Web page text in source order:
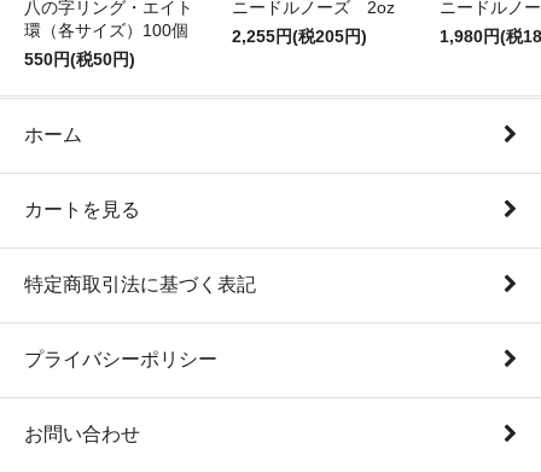
八の字リング・エイト
環（各サイズ）100個
550円(税50円)
ニードルノーズ 2oz
2,255円(税205円)
ニードルノ
1,980円(税
ホーム
カートを見る
特定商取引法に基づく表記
プライバシーポリシー
お問い合わせ